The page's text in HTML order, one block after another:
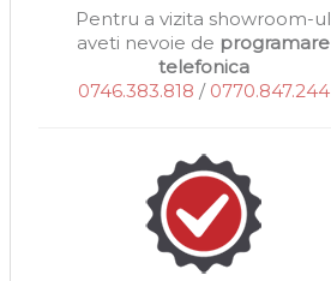
Pentru a vizita showroom-ul
aveti nevoie de programare
telefonica
0746.383.818 / 0770.847.244